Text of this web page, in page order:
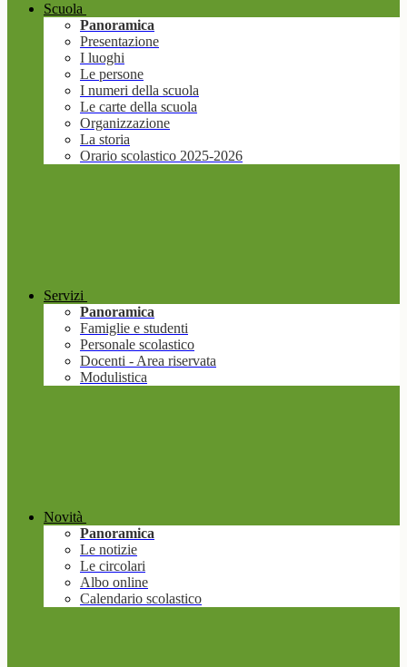
Scuola
Panoramica
Presentazione
I luoghi
Le persone
I numeri della scuola
Le carte della scuola
Organizzazione
La storia
Orario scolastico 2025-2026
Servizi
Panoramica
Famiglie e studenti
Personale scolastico
Docenti - Area riservata
Modulistica
Novità
Panoramica
Le notizie
Le circolari
Albo online
Calendario scolastico